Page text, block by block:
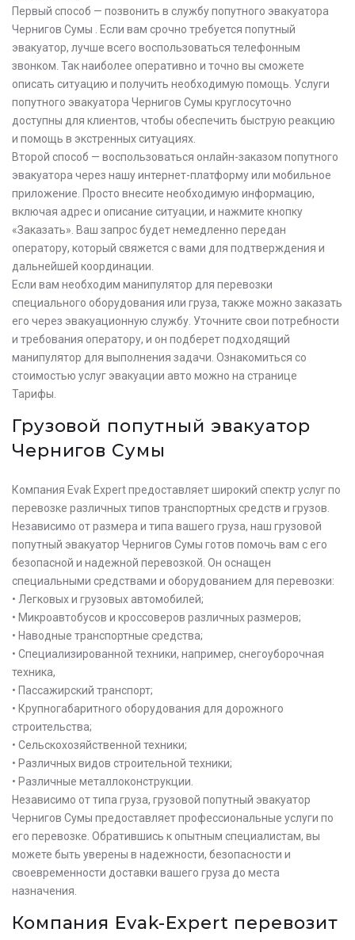
Первый способ — позвонить в службу попутного эвакуатора
Чернигов Сумы . Если вам срочно требуется попутный
эвакуатор, лучше всего воспользоваться телефонным
звонком. Так наиболее оперативно и точно вы сможете
описать ситуацию и получить необходимую помощь. Услуги
попутного эвакуатора Чернигов Сумы круглосуточно
доступны для клиентов, чтобы обеспечить быструю реакцию
и помощь в экстренных ситуациях.
Второй способ — воспользоваться онлайн-заказом попутного
эвакуатора через нашу интернет-платформу или мобильное
приложение. Просто внесите необходимую информацию,
включая адрес и описание ситуации, и нажмите кнопку
«Заказать». Ваш запрос будет немедленно передан
оператору, который свяжется с вами для подтверждения и
дальнейшей координации.
Если вам необходим манипулятор для перевозки
специального оборудования или груза, также можно заказать
его через эвакуационную службу. Уточните свои потребности
и требования оператору, и он подберет подходящий
манипулятор для выполнения задачи. Ознакомиться со
стоимостью услуг эвакуации авто можно на странице
Тарифы.
Грузовой попутный эвакуатор
Чернигов Сумы
Компания Evak Expert предоставляет широкий спектр услуг по
перевозке различных типов транспортных средств и грузов.
Независимо от размера и типа вашего груза, наш грузовой
попутный эвакуатор Чернигов Сумы готов помочь вам с его
безопасной и надежной перевозкой. Он оснащен
специальными средствами и оборудованием для перевозки:
• Легковых и грузовых автомобилей;
• Микроавтобусов и кроссоверов различных размеров;
• Наводные транспортные средства;
• Специализированной техники, например, снегоуборочная
техника,
• Пассажирский транспорт;
• Крупногабаритного оборудования для дорожного
строительства;
• Сельскохозяйственной техники;
• Различных видов строительной техники;
• Различные металлоконструкции.
Независимо от типа груза, грузовой попутный эвакуатор
Чернигов Сумы предоставляет профессиональные услуги по
его перевозке. Обратившись к опытным специалистам, вы
можете быть уверены в надежности, безопасности и
своевременности доставки вашего груза до места
назначения.
Компания Evak-Expert перевозит
Оставьте заявку на просчет